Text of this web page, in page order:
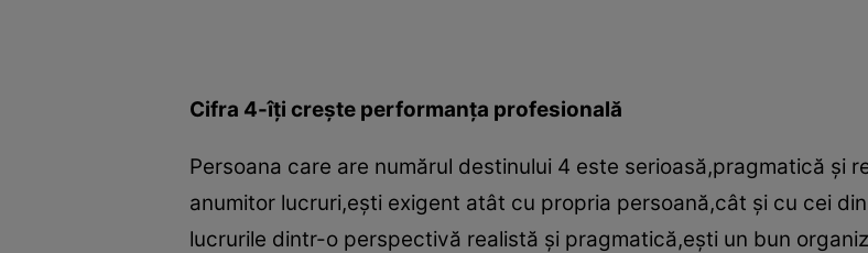
Cifra 4-îţi creşte performanţa profesională
Persoana care are numărul destinului 4 este serioasă,pragmatică şi
anumitor lucruri,eşti exigent atât cu propria persoană,cât şi cu cei
lucrurile dintr-o perspectivă realistă şi pragmatică,eşti un bun